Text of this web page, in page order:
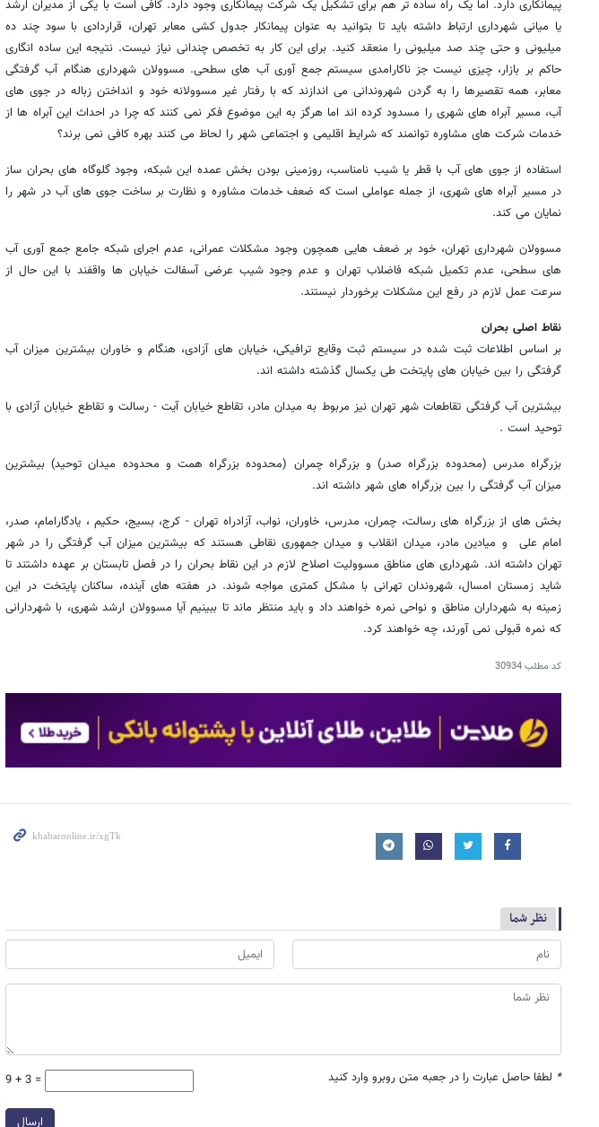
پیمانکاری دارد. اما یک راه ساده تر هم برای تشکیل یک شرکت پیمانکاری وجود دارد. کافی است با یکی از مدیران ارشد
یا میانی شهرداری ارتباط داشته باید تا بتوانید به عنوان پیمانکار جدول کشی معابر تهران، قراردادی با سود چند ده
میلیونی و حتی چند صد میلیونی را منعقد کنید. برای این کار به تخصص چندانی نیاز نیست. نتیجه این ساده انگاری
حاکم بر بازار، چیزی نیست جز ناکارامدی سیستم جمع آوری آب های سطحی. مسوولان شهرداری هنگام آب گرفتگی
معابر، همه تقصیرها را به گردن شهروندانی می اندازند که با رفتار غیر مسوولانه خود و انداختن زباله در جوی های
آب، مسیر آبراه های شهری را مسدود کرده اند اما هرگز به این موضوع فکر نمی کنند که چرا در احداث این آبراه ها از
خدمات شرکت های مشاوره توانمند که شرایط اقلیمی و اجتماعی شهر را لحاظ می کنند بهره کافی نمی برند؟
استفاده از جوی های آب با قطر یا شیب نامناسب، روزمینی بودن بخش عمده این شبکه، وجود گلوگاه های بحران ساز
در مسیر آبراه های شهری، از جمله عواملی است که ضعف خدمات مشاوره و نظارت بر ساخت جوی های آب در شهر را
نمایان می کند.
مسوولان شهرداری تهران، خود بر ضعف هایی همچون وجود مشکلات عمرانی، عدم اجرای شبکه جامع جمع آوری آب
های سطحی، عدم تکمیل شبکه فاضلاب تهران و عدم وجود شیب عرضی آسفالت خیابان ها واقفند با این حال از
سرعت عمل لازم در رفع این مشکلات برخوردار نیستند.
نقاط اصلی بحران
بر اساس اطلاعات ثبت شده در سیستم ثبت وقایع ترافیکی، خیابان های آزادی، هنگام و خاوران بیشترین میزان آب
گرفتگی را بین خیابان های پایتخت طی یکسال گذشته داشته اند.
بیشترین آب گرفتگی تقاطعات شهر تهران نیز مربوط به میدان مادر، تقاطع خیابان آیت - رسالت و تقاطع خیابان آزادی با
توحید است .
بزرگراه مدرس (محدوده بزرگراه صدر) و بزرگراه چمران (محدوده بزرگراه همت و محدوده میدان توحید) بیشترین
میزان آب گرفتگی را بین بزرگراه های شهر داشته اند.
بخش های از بزرگراه های رسالت، چمران، مدرس، خاوران، نواب، آزادراه تهران - کرج، بسیج، حکیم ، یادگارامام، صدر،
امام علی و میادین مادر، میدان انقلاب و میدان جمهوری نقاطی هستند که بیشترین میزان آب گرفتگی را در شهر
تهران داشته اند. شهرداری های مناطق مسوولیت اصلاح لازم در این نقاط بحران را در فصل تابستان بر عهده داشتند تا
شاید زمستان امسال، شهروندان تهرانی با مشکل کمتری مواجه شوند. در هفته های آینده، ساکنان پایتخت در این
زمینه به شهرداران مناطق و نواحی نمره خواهند داد و باید منتظر ماند تا ببینیم آیا مسوولان ارشد شهری، با شهردارانی
که نمره قبولی نمی آورند، چه خواهند کرد.
کد مطلب30934
نظر شما
* لطفا حاصل عبارت را در جعبه متن روبرو وارد کنید 9 + 3 =
ارسال